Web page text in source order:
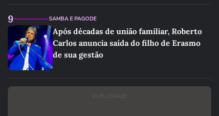
9 SAMBA E PAGODE
Após décadas de união familiar, Roberto
Carlos anuncia saída do filho de Erasmo
de sua gestão
PUBLICIDADE